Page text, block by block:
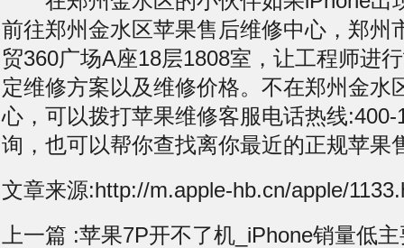
前往郑州金水区苹果售后维修中心，郑州
贸360广场A座18层1808室，让工程师进
定维修方案以及维修价格。不在郑州金水
心，可以拨打苹果维修客服电话热线:400-
询，也可以帮你查找离你最近的正规苹果
文章来源:http://m.apple-hb.cn/apple/
上一篇 :苹果7P开不了机_iPhone销量低